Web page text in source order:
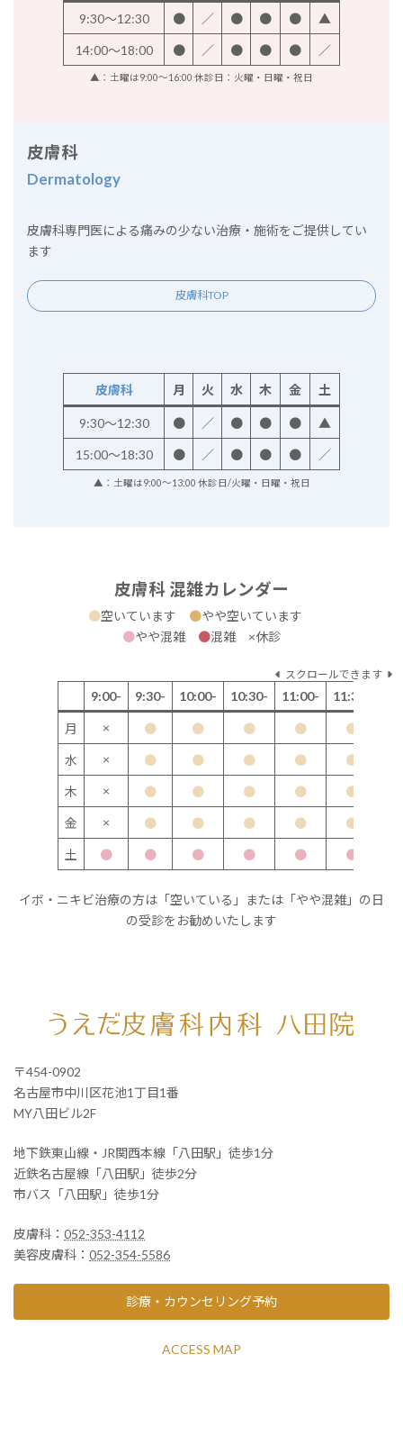
9:30～12:30 ● ／ ● ● ● ▲
14:00～18:00 ● ／ ● ● ● ／
▲：土曜は9:00～16:00 休診日：火曜・日曜・祝日
皮膚科
Dermatology
皮膚科専門医による痛みの少ない治療・施術をご提供してい
ます
皮膚科TOP
皮膚科 月 火 水 木 金 土
9:30～12:30 ● ／ ● ● ● ▲
15:00～18:30 ● ／ ● ● ● ／
▲：土曜は9:00～13:00 休診日/火曜・日曜・祝日
皮膚科 混雑カレンダー
●空いています ●やや空いています
●やや混雑 ●混雑 ×休診
スクロールできます
9:00- 9:30- 10:00- 10:30- 11:00- 11:30-
月 × ● ● ● ● ●
水 × ● ● ● ● ●
木 × ● ● ● ● ●
金 × ● ● ● ● ●
土 ● ● ● ● ● ●
イボ・ニキビ治療の方は「空いている」または「やや混雑」の日
の受診をお勧めいたします
〒454-0902
名古屋市中川区花池1丁目1番
MY八田ビル2F
地下鉄東山線・JR関西本線「八田駅」徒歩1分
近鉄名古屋線「八田駅」徒歩2分
市バス「八田駅」徒歩1分
皮膚科： 052-353-4112
美容皮膚科： 052-354-5586
診療・カウンセリング予約
ACCESS MAP